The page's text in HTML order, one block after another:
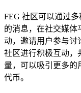
FEG 社区可以通过
的消息，在社交媒体
动，邀请用户参与讨
社区进行积极互动，
量，可以吸引更多的
代币。